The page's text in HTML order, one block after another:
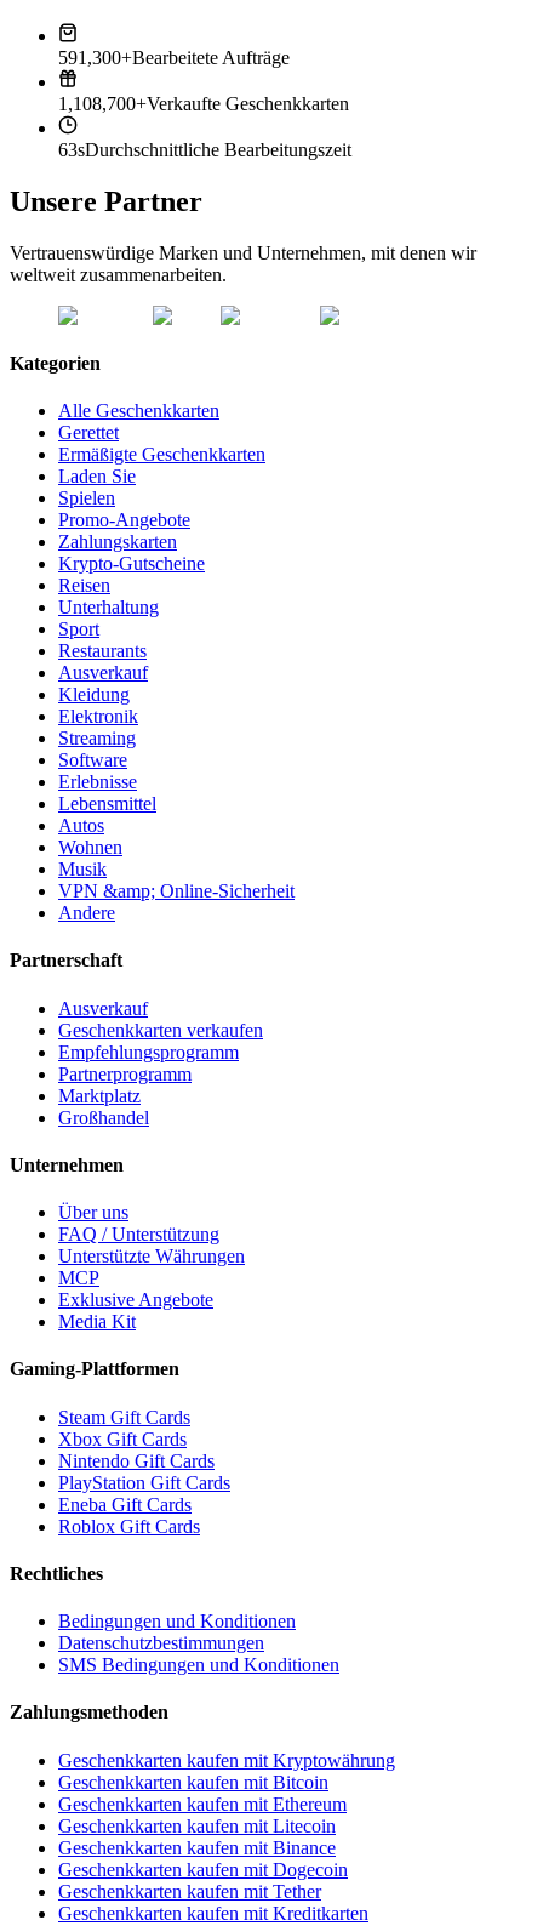
591,300+Bearbeitete Aufträge
1,108,700+Verkaufte Geschenkkarten
63sDurchschnittliche Bearbeitungszeit
Unsere Partner
Vertrauenswürdige Marken und Unternehmen, mit denen wir
weltweit zusammenarbeiten.
Kategorien
Alle Geschenkkarten
Gerettet
Ermäßigte Geschenkkarten
Laden Sie
Spielen
Promo-Angebote
Zahlungskarten
Krypto-Gutscheine
Reisen
Unterhaltung
Sport
Restaurants
Ausverkauf
Kleidung
Elektronik
Streaming
Software
Erlebnisse
Lebensmittel
Autos
Wohnen
Musik
VPN &amp; Online-Sicherheit
Andere
Partnerschaft
Ausverkauf
Geschenkkarten verkaufen
Empfehlungsprogramm
Partnerprogramm
Marktplatz
Großhandel
Unternehmen
Über uns
FAQ / Unterstützung
Unterstützte Währungen
MCP
Exklusive Angebote
Media Kit
Gaming-Plattformen
Steam Gift Cards
Xbox Gift Cards
Nintendo Gift Cards
PlayStation Gift Cards
Eneba Gift Cards
Roblox Gift Cards
Rechtliches
Bedingungen und Konditionen
Datenschutzbestimmungen
SMS Bedingungen und Konditionen
Zahlungsmethoden
Geschenkkarten kaufen mit Kryptowährung
Geschenkkarten kaufen mit Bitcoin
Geschenkkarten kaufen mit Ethereum
Geschenkkarten kaufen mit Litecoin
Geschenkkarten kaufen mit Binance
Geschenkkarten kaufen mit Dogecoin
Geschenkkarten kaufen mit Tether
Geschenkkarten kaufen mit Kreditkarten